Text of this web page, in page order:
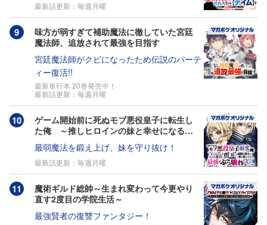
最新話更新：毎週月曜
味方が弱すぎて補助魔法に徹していた宮廷
魔法師、追放されて最強を目指す
宮廷魔法師がクビになったため伝説のパーテ
ィー復活!!
最新単行本 20巻発売中！
最新話更新：毎週月曜
ゲーム開始前に死ぬモブ悪役皇子に転生し
た俺 ～推しヒロインの妹と幸せになるた
めに最弱魔法【闇刃】を過剰な努力で極め
抜いたら、最強のぶっ壊れ性能と化してい
た件～
最弱魔法を鍛え上げ、妹を守り抜け！
最新話更新：毎週月曜
魔術ギルド総帥～生まれ変わって今更やり
直す2度目の学院生活～
最強賢者の復讐ファンタジー！